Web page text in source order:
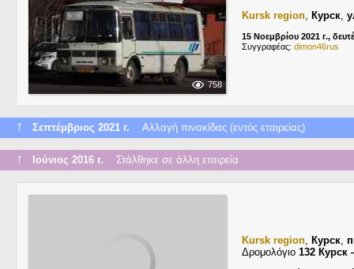
758
Kursk region, Курск,
15 Νοεμβρίου 2021 г.,
Συγγραφέας: dimon46rus
↑ Σεπτέμβριος 2021 г. Αλλαγή πινακίδας (εντός εταιρείας)
↑ Ιούνιος 2016 г. Στάλθηκε σε άλλη εταιρεία
Kursk region, Курск,
Δρομολόγιο 132